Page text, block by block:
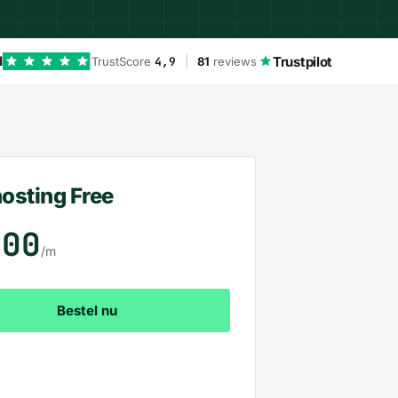
TrustScore 4,9 81 reviews Trustpilot
Free
/m
Bestel nu